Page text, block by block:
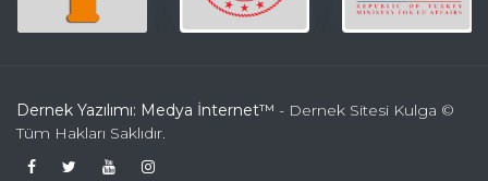
Dernek Yazılımı: Medya İnternet™ - Dernek Sitesi Kulga ©
Tüm Hakları Saklıdır.